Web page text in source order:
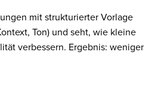
mit strukturierter Vorlage
Ton) und seht, wie kleine
verbessern. Ergebnis: weniger